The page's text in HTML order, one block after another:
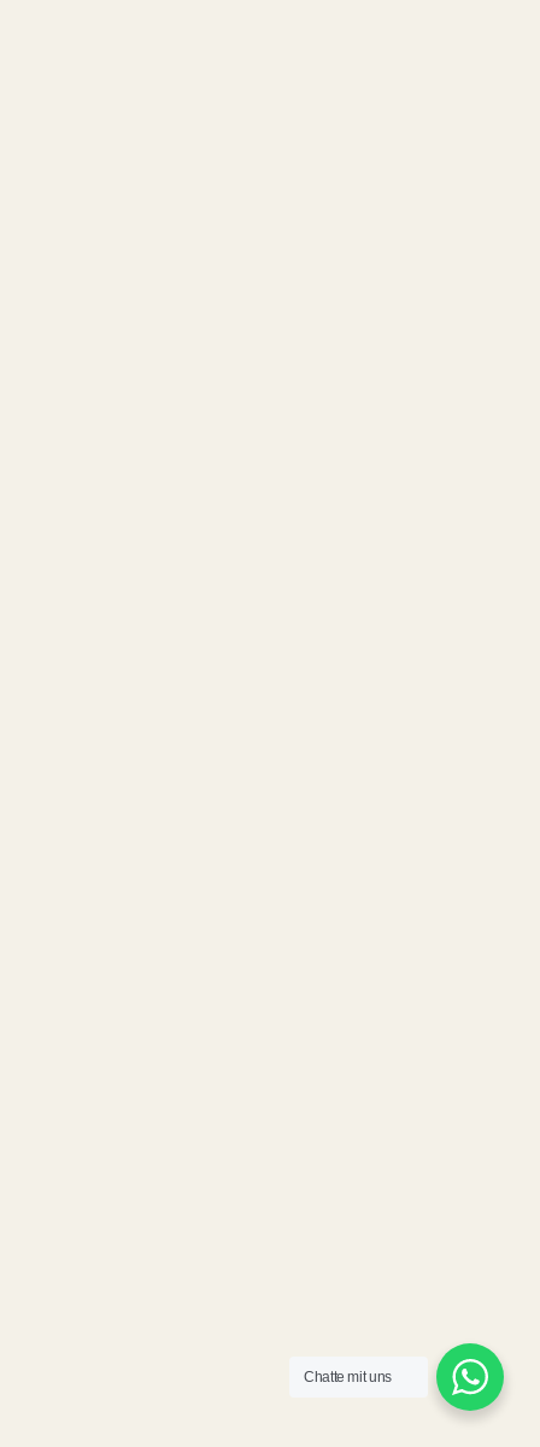
Chatte mit uns